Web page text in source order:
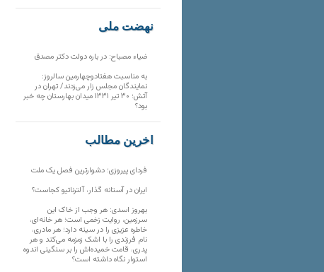
نهضت ملی
ضیاء مصباح: در باره دولت دکتر مصدق
به مناسبت هفتادوچهارمین سالروز:
نمایندگان مجلس زار می‌زدند/ تهران در
آتش؛ ۳۰ تیر ۱۳۳۱ میدان بهارستان چه خبر
بود؟
آخرین مطالب
فردای پیروزی؛ دشوارترین فصل یک ملت
ایران در آستانه گذار، آلترناتیو کجاست؟
بهروز اسدی: هر وجب از خاک‌ این
سرزمین، روایت زخمی است؛ هر خانه‌ای،
خاطره عزیزی را در سینه دارد؛ هر مادری،
نام فرزندی را با اشک زمزمه می‌کند و هر
پدری، قامت خمیده‌اش را بر سنگینی اندوه
استوار نگاه داشته است؟